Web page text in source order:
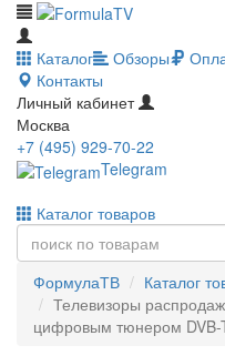
Каталог Обзоры
Контакты
Личный кабинет
Москва
+7 (495) 929-70-22
Telegram
Каталог товаров
ФормулаТВ Каталог
Телевизоры
цифровым тюнером DVB-